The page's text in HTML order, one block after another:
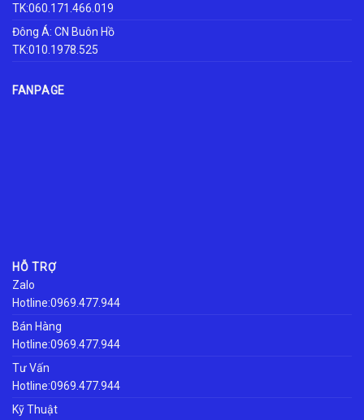
TK:060.171.466.019
Đông Á: CN Buôn Hồ
TK:010.1978.525
FANPAGE
HỖ TRỢ
Zalo
Hotline:0969.477.944
Bán Hàng
Hotline:0969.477.944
Tư Vấn
Hotline:0969.477.944
Kỹ Thuật